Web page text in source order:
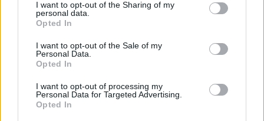
not limited to your visit or usage behaviour. You may click to
grant or deny consent to Google and its third-party tags to
use your data for below specified purposes in below Google
consent section.
I want to opt-out of the Sharing of my
personal data.
Opted In
I want to opt-out of the Sale of my
Personal Data.
Opted In
I want to opt-out of processing my
Personal Data for Targeted Advertising.
Opted In
Νωρίτερα, ο κ. Σαλμάς είχε αποστείλει επιστολή
στον πρωθυπουργό με την οποία ζητούσε να
ανάλυση του «δυσμενούς εκλογικού
αποτελέσματος», όπως έγραφε χαρακτηριστικά.
Πέραν των αιχμών προς την Λίνα Μενδώνη, ο κ.